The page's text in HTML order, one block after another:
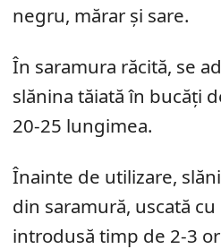
negru, mărar și sare.
În saramura răcită, se
slănina tăiată în bucăți
20-25 lungimea.
Înainte de utilizare,
din saramură, uscată
introdusă timp de 2-3